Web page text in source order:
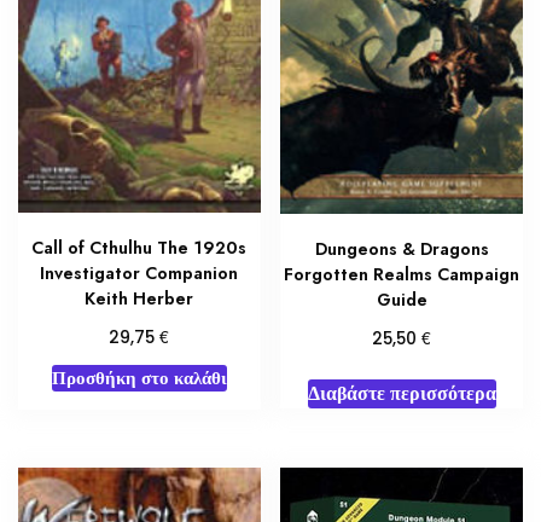
Call of Cthulhu The 1920s
Investigator Companion
Keith Herber
29,75€
Προσθήκη στο καλάθι
Dungeons & Dragons
Forgotten Realms Campaign
Guide
25,50€
Διαβάστε περισσότερα